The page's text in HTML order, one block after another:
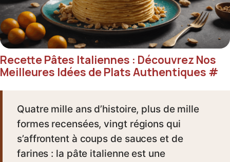
Recette Pâtes Italiennes : Découvrez Nos
Meilleures Idées de Plats Authentiques #
Quatre mille ans d’histoire, plus de mille
formes recensées, vingt régions qui
s’affrontent à coups de sauces et de
farines : la pâte italienne est une